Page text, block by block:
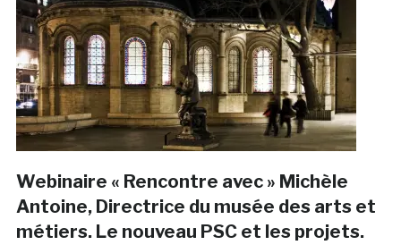
Webinaire « Rencontre avec » Michèle
Antoine, Directrice du musée des arts et
métiers. Le nouveau PSC et les projets.